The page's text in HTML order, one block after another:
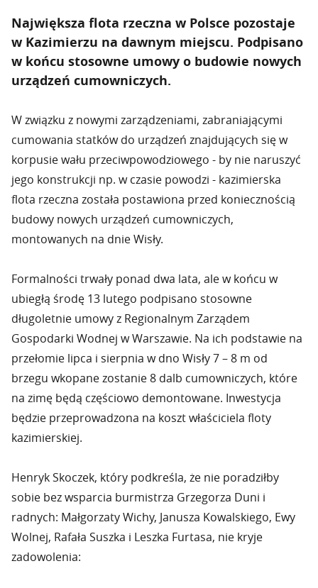
Największa flota rzeczna w Polsce pozostaje
w Kazimierzu na dawnym miejscu. Podpisano
w końcu stosowne umowy o budowie nowych
urządzeń cumowniczych.
W związku z nowymi zarządzeniami, zabraniającymi
cumowania statków do urządzeń znajdujących się w
korpusie wału przeciwpowodziowego - by nie naruszyć
jego konstrukcji np. w czasie powodzi - kazimierska
flota rzeczna została postawiona przed koniecznością
budowy nowych urządzeń cumowniczych,
montowanych na dnie Wisły.
Formalności trwały ponad dwa lata, ale w końcu w
ubiegłą środę 13 lutego podpisano stosowne
długoletnie umowy z Regionalnym Zarządem
Gospodarki Wodnej w Warszawie. Na ich podstawie na
przełomie lipca i sierpnia w dno Wisły 7 – 8 m od
brzegu wkopane zostanie 8 dalb cumowniczych, które
na zimę będą częściowo demontowane. Inwestycja
będzie przeprowadzona na koszt właściciela floty
kazimierskiej.
Henryk Skoczek, który podkreśla, że nie poradziłby
sobie bez wsparcia burmistrza Grzegorza Duni i
radnych: Małgorzaty Wichy, Janusza Kowalskiego, Ewy
Wolnej, Rafała Suszka i Leszka Furtasa, nie kryje
zadowolenia: